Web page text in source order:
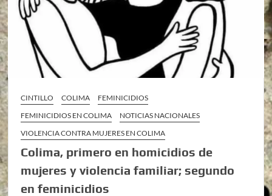
CINTILLO COLIMA
FEMINICIDIOS
FEMINICIDIOS EN COLIMA
NOTICIAS NACIONALES
VIOLENCIA CONTRA MUJERES EN COLIMA
Colima, primero en homicidios de
mujeres y violencia familiar; segundo
en feminicidios